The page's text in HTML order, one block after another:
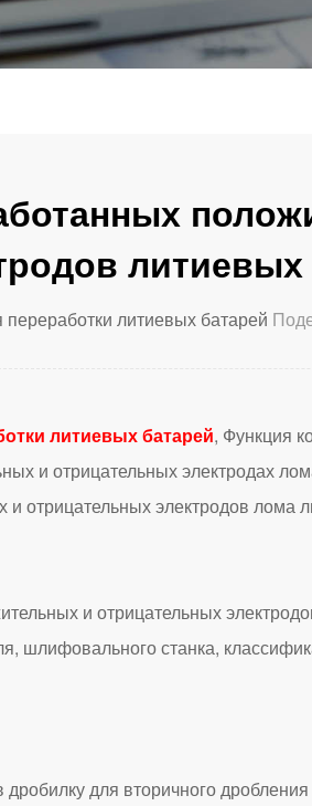
литиевых
литиевых батарей
литиевых батарей, Функция
и отрицательных электродах
отрицательных электродов лома
и отрицательных
шлифовального станка,
для вторичного